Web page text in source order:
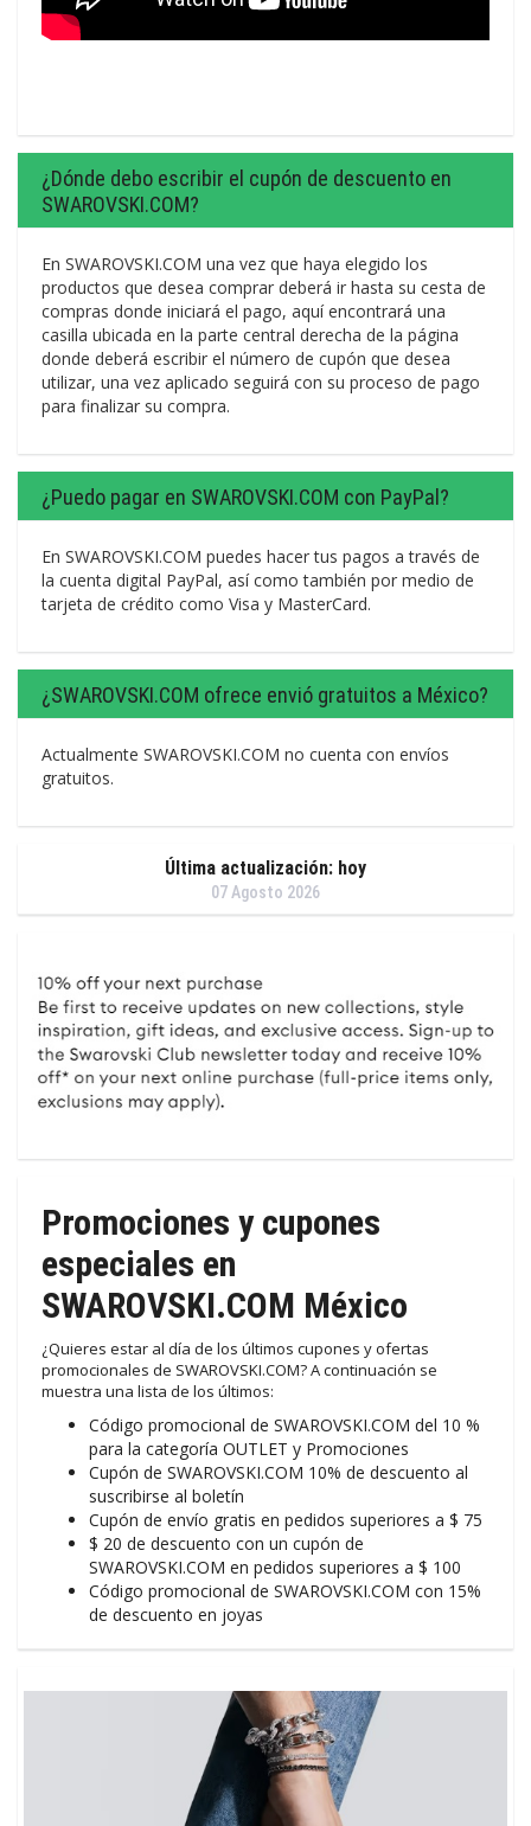
¿Dónde debo escribir el cupón de descuento en
SWAROVSKI.COM?
En SWAROVSKI.COM una vez que haya elegido los
productos que desea comprar deberá ir hasta su cesta de
compras donde iniciará el pago, aquí encontrará una
casilla ubicada en la parte central derecha de la página
donde deberá escribir el número de cupón que desea
utilizar, una vez aplicado seguirá con su proceso de pago
para finalizar su compra.
¿Puedo pagar en SWAROVSKI.COM con PayPal?
En SWAROVSKI.COM puedes hacer tus pagos a través de
la cuenta digital PayPal, así como también por medio de
tarjeta de crédito como Visa y MasterCard.
¿SWAROVSKI.COM ofrece envió gratuitos a México?
Actualmente SWAROVSKI.COM no cuenta con envíos
gratuitos.
Última actualización: hoy
07 Agosto 2026
Promociones y cupones
especiales en
SWAROVSKI.COM México
¿Quieres estar al día de los últimos cupones y ofertas
promocionales de SWAROVSKI.COM? A continuación se
muestra una lista de los últimos:
Código promocional de SWAROVSKI.COM del 10 %
para la categoría OUTLET y Promociones
Cupón de SWAROVSKI.COM 10% de descuento al
suscribirse al boletín
Cupón de envío gratis en pedidos superiores a $ 75
$ 20 de descuento con un cupón de
SWAROVSKI.COM en pedidos superiores a $ 100
Código promocional de SWAROVSKI.COM con 15%
de descuento en joyas